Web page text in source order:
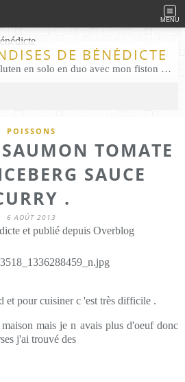
MENU
DE BÉNÉDICTE
Des gourmandises sans gluten en solo en duo avec mon fiston . Salé comme Sucré sans gluten éco responsable Les Gourmandises de Bénédicte gâteau produits locaux
POISSONS
TOMATE
SAUCE
.
6 AOÛT 2013
et publié depuis Overblog
et pour cuisiner c 'est très difficile .
mais je n avais plus d'oeuf donc
j'ai trouvé des